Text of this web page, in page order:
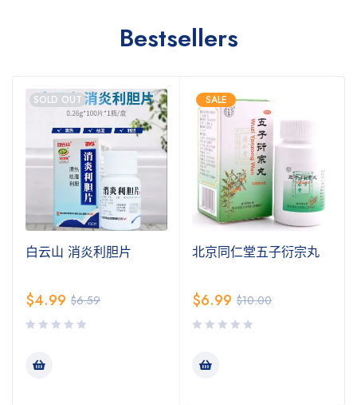
Bestsellers
SOLD OUT
白云山 消炎利胆片
$6.59
$4.99
SALE
北京同仁堂五子衍宗丸
$10.00
$6.99